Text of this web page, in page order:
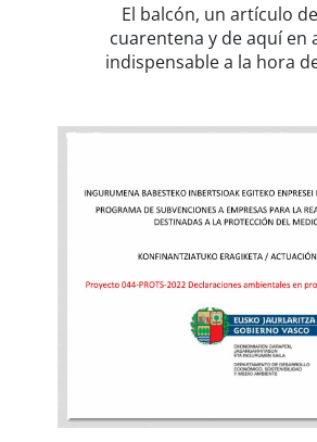
El balcón, un artículo
cuarentena y de aquí en
indispensable a la hora